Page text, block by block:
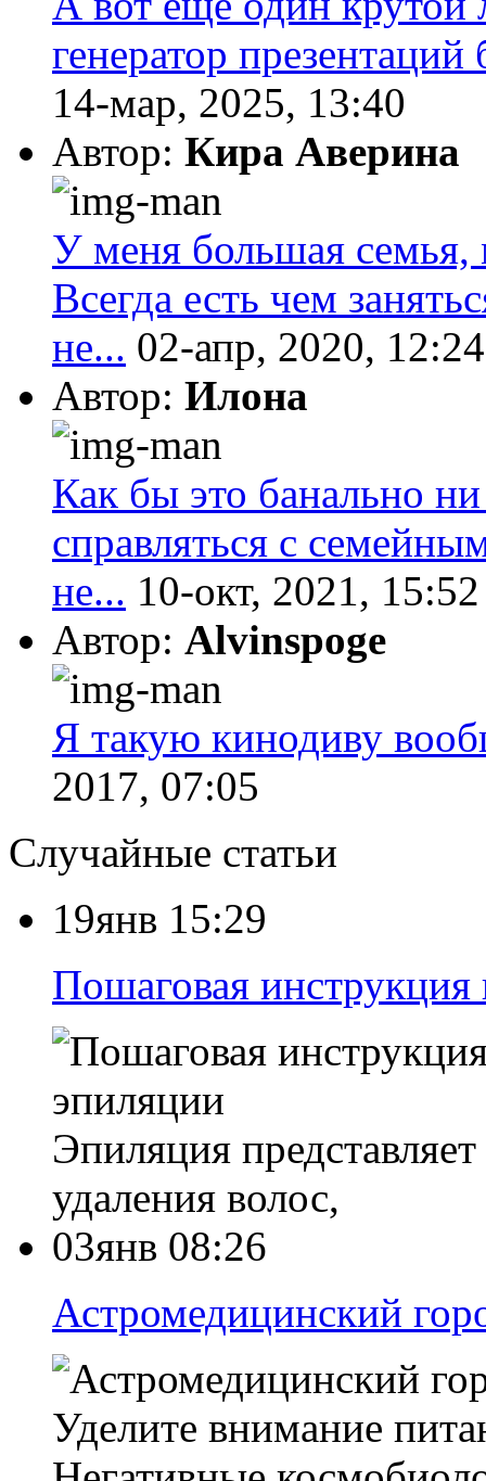
генератор
14-мар, 2025, 13:40
Автор: Кира Аверина
У меня большая
Всегда есть чем
не... 02-апр, 2020, 12:24
Автор: Илона
Как бы это банально
справляться с
не... 10-окт, 2021, 15:52
Автор: Alvinspoge
Я такую кинодиву
2017, 07:05
Случайные статьи
19янв 15:29
Пошаговая инструкция
Эпиляция
удаления волос,
03янв 08:26
Астромедицинский
Уделите внимание